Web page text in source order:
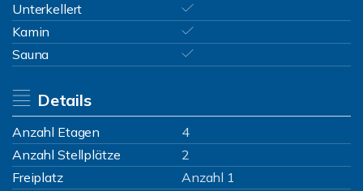
Unterkellert
Kamin
Sauna
Details
Anzahl Etagen
4
Anzahl Stellplätze
2
Freiplatz
Anzahl 1